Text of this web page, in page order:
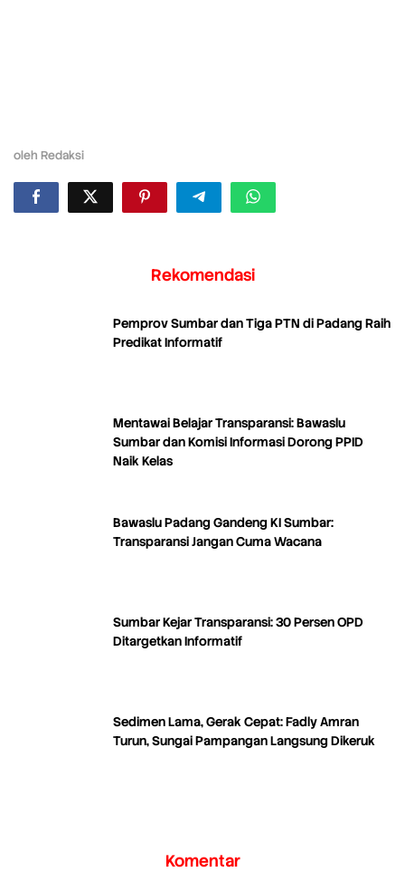
oleh Redaksi
Rekomendasi
Pemprov Sumbar dan Tiga PTN di Padang Raih
Predikat Informatif
Mentawai Belajar Transparansi: Bawaslu
Sumbar dan Komisi Informasi Dorong PPID
Naik Kelas
Bawaslu Padang Gandeng KI Sumbar:
Transparansi Jangan Cuma Wacana
Sumbar Kejar Transparansi: 30 Persen OPD
Ditargetkan Informatif
Sedimen Lama, Gerak Cepat: Fadly Amran
Turun, Sungai Pampangan Langsung Dikeruk
Komentar